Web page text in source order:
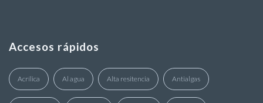
Accesos rápidos
Acrílica Al agua Alta resitencia Antialgas